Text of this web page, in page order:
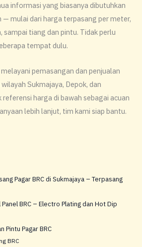
informasi yang biasanya dibutuhkan
mulai dari harga terpasang per meter,
tiang dan pintu. Tidak perlu
tempat dulu.
pemasangan dan penjualan
Sukmajaya, Depok, dan
referensi harga di bawah sebagai acuan
lebih lanjut, tim kami siap bantu.
Pagar BRC di Sukmajaya – Terpasang
BRC – Electro Plating dan Hot Dip
Pintu Pagar BRC
BRC